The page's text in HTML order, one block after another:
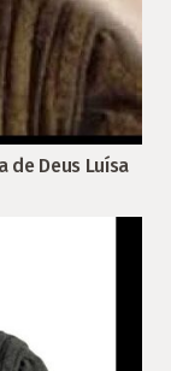
de Deus Luísa